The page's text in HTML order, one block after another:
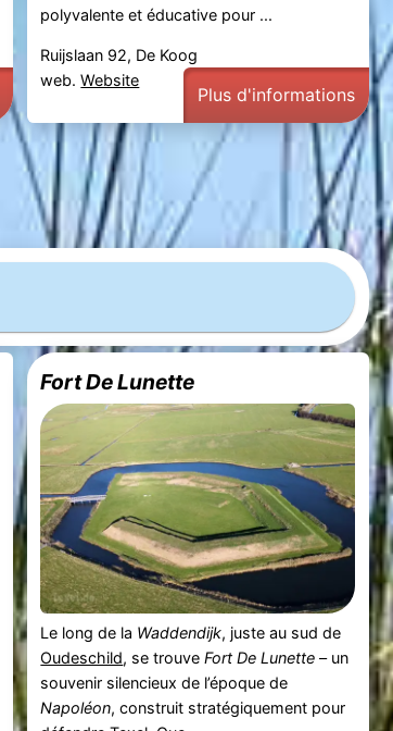
polyvalente et éducative pour ...
Ruijslaan 92, De Koog
web.Website
Plus d'informations
Fort De Lunette
Le long de la Waddendijk, juste au sud de
Oudeschild, se trouveFort De Lunette – un
souvenir silencieux de l’époque de
Napoléon, construit stratégiquement pour